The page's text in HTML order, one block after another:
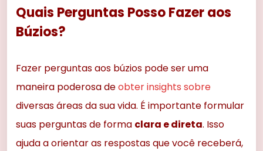
Quais Perguntas Posso Fazer aos
Búzios?
Fazer perguntas aos búzios pode ser uma
maneira poderosa deobter insights sobre
diversas áreas da sua vida. É importante formular
suas perguntas de forma clara e direta. Isso
ajuda a orientar as respostas que você receberá,